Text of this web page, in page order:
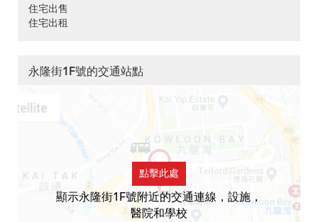
住宅出售
住宅出租
永隆街1F號的交通站點
點擊此處
顯示永隆街1F號附近的交通連線，設施，
醫院和學校